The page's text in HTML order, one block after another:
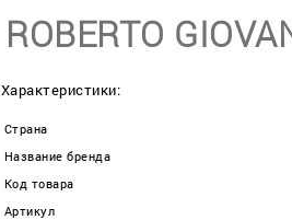
ROBERTO
Характеристики:
Страна
Название бренда
Код товара
Артикул